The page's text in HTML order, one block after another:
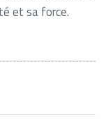
et sa force.